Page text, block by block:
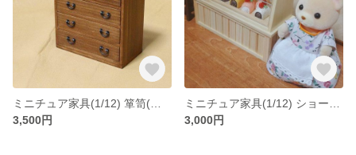
3,500円
3,000円